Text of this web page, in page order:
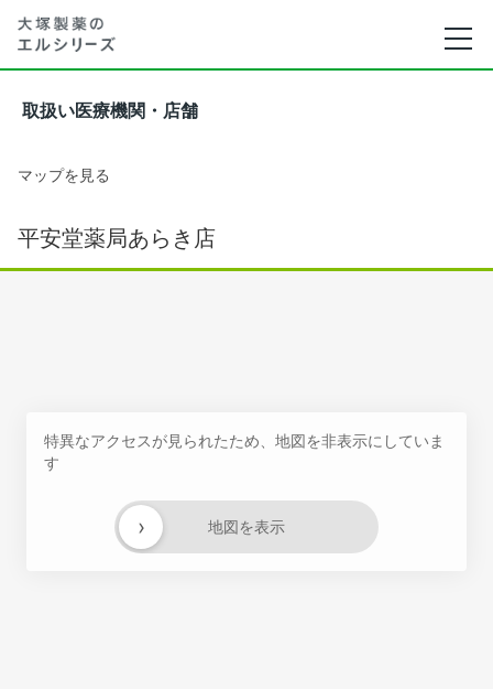
取扱い医療機関・店舗
マップを見る
平安堂薬局あらき店
特異なアクセスが見られたため、地図を非表示にしていま
す
地図を表示
›